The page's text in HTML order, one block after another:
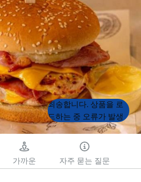
Product
List
Product
List
죄송합니다. 상품을 로
드하는 중 오류가 발생
했습니다. 나중에 다시
시도해 주세요.
가까운 자주 묻는 질문